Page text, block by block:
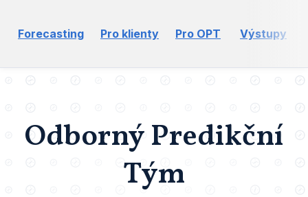
Forecasting Pro klienty Pro OPT Výstupy
Odborný Predikční
Tým